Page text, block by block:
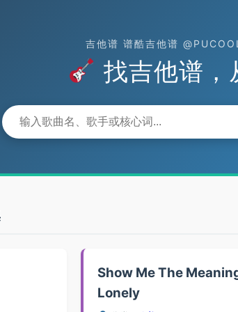
吉他谱 谱酷吉他谱
找吉他谱，
Show Me The
Lonely